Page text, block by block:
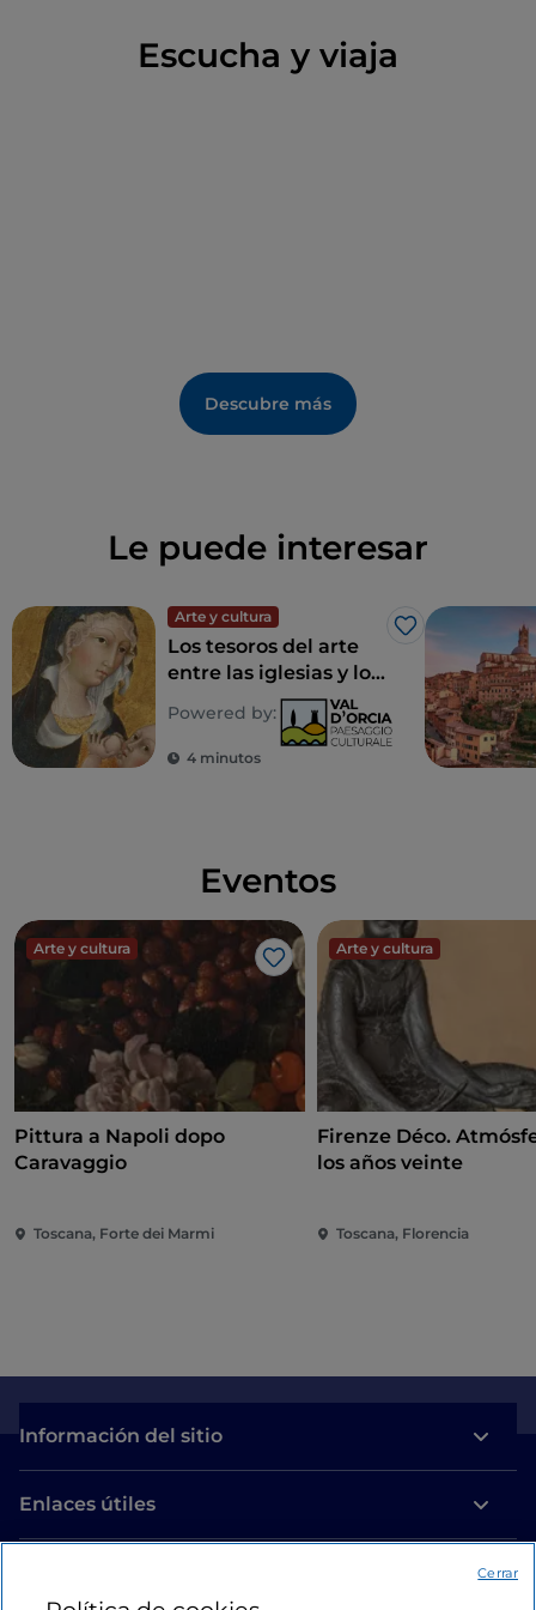
Escucha y viaja
Descubre más
Le puede interesar
Arte y cultura
Me gusta
Los tesoros del arte
entre las iglesias y los
museos de Val d’Orcia
Powered by:
4 minutos
Eventos
Arte y cultura
Me gusta
Pittura a Napoli dopo
Caravaggio
Toscana, Forte dei Marmi
Arte y cultura
Firenze Déco.
los años veinte
Toscana, Florencia
Información del sitio
Enlaces útiles
Cerrar